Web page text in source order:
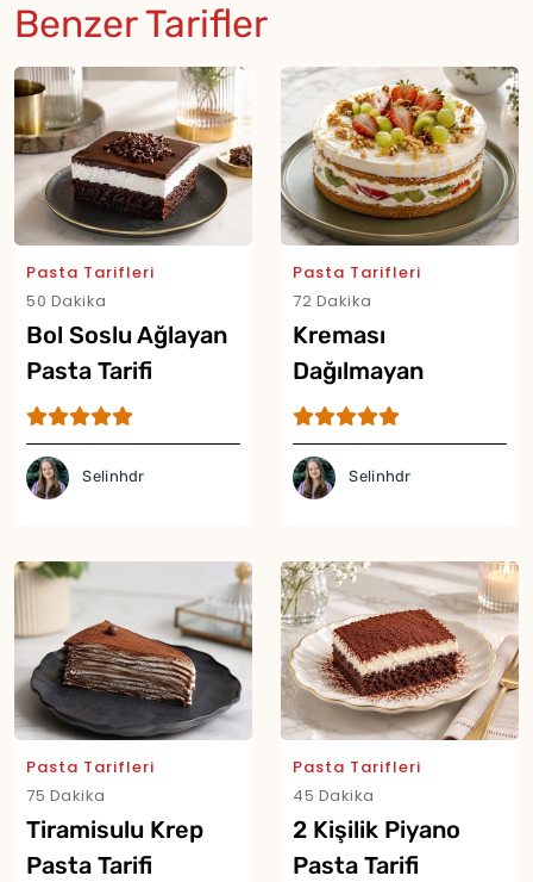
Benzer Tarifler
Pasta Tarifleri
50 Dakika
Bol Soslu Ağlayan
Pasta Tarifi
Selinhdr
Pasta Tarifleri
72 Dakika
Kreması
Dağılmayan
Meyveli Pasta
Tarifi
Selinhdr
Pasta Tarifleri
75 Dakika
Tiramisulu Krep
Pasta Tarifi
Pasta Tarifleri
45 Dakika
2 Kişilik Piyano
Pasta Tarifi